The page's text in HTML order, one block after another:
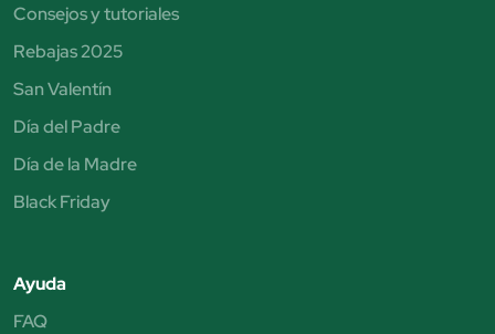
Consejos y tutoriales
Rebajas 2025
San Valentín
Día del Padre
Día de la Madre
Black Friday
Ayuda
FAQ